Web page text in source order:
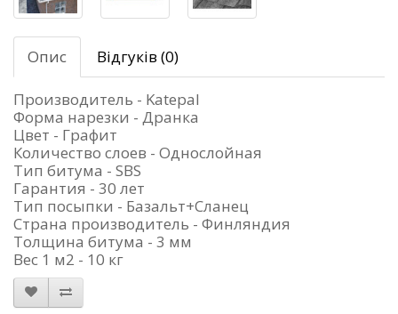
Опис Відгуків (0)
Производитель - Katepal
Форма нарезки - Дранка
Цвет - Графит
Количество слоев - Однослойная
Тип битума - SBS
Гарантия - 30 лет
Тип посыпки - Базальт+Сланец
Страна производитель - Финляндия
Толщина битума - 3 мм
Вес 1 м2 - 10 кг